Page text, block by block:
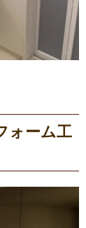
ォーム工